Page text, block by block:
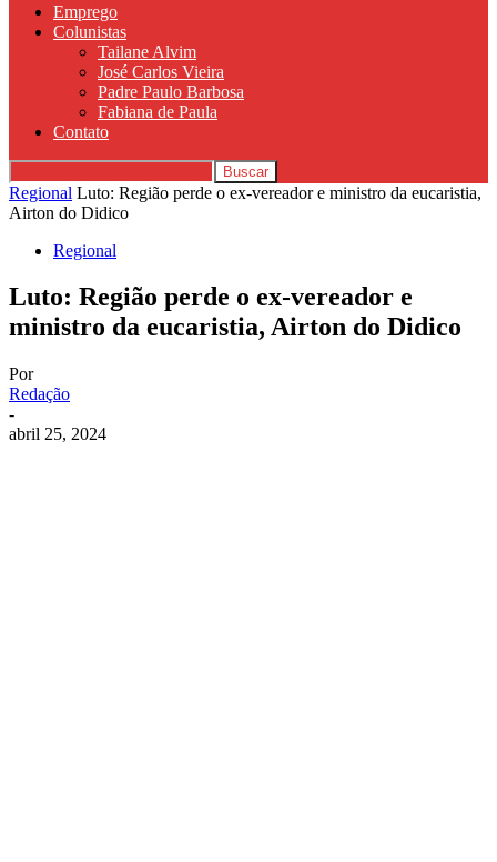
Emprego
Colunistas
Tailane Alvim
José Carlos Vieira
Padre Paulo Barbosa
Fabiana de Paula
Contato
Regional Luto: Região perde o ex-vereador e ministro da eucaristia,
Airton do Didico
Regional
Luto: Região perde o ex-vereador e
ministro da eucaristia, Airton do Didico
Por
Redação
-
abril 25, 2024